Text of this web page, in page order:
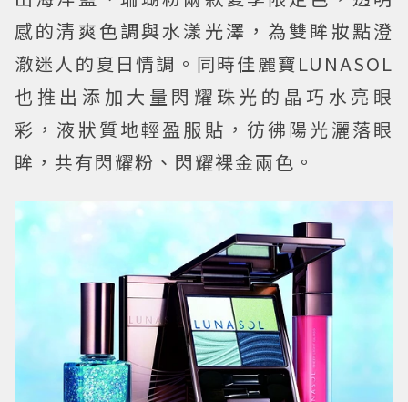
感的清爽色調與水漾光澤，為雙眸妝點澄
澈迷人的夏日情調。同時佳麗寶LUNASOL
也推出添加大量閃耀珠光的晶巧水亮眼
彩，液狀質地輕盈服貼，彷彿陽光灑落眼
眸，共有閃耀粉、閃耀裸金兩色。